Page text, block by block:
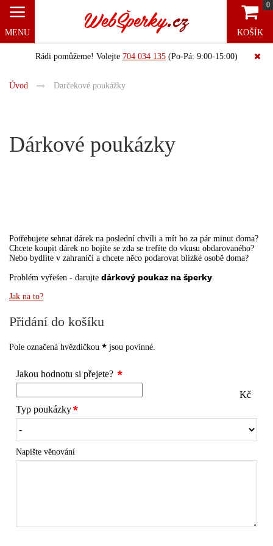
MENU
0
KOŠÍK
Rádi pomůžeme! Volejte 704 034 135 (Po-Pá: 9:00-15:00)
Úvod Darčekové poukážky
Dárkové poukázky
Potřebujete sehnat dárek na poslední chvíli a mít ho za pár minut doma?
Chcete koupit dárek no bojíte se zda se trefíte do vkusu obdarovaného?
Nebo bydlíte v zahraničí a chcete něco podarovat blízké osobě doma?
Problém vyřešen - darujte dárkový poukaz na šperky.
Jak na to?
Přidání do košíku
Pole označená hvězdičkou * jsou povinné.
Jakou hodnotu si přejete?
Kč
Typ poukázky
Napište věnování